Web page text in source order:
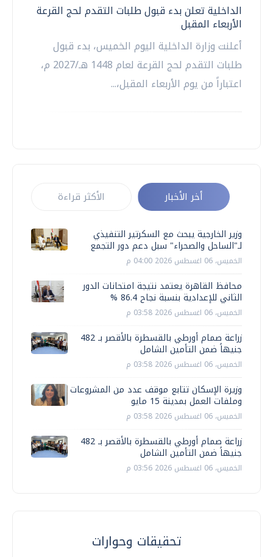
الداخلية تعلن بدء قبول طلبات التقدم لحج القرعة
الأربعاء المقبل
أعلنت وزارة الداخلية اليوم الخميس، بدء قبول
طلبات التقدم لحج القرعة لعام 1448 هـ/2027 م،
اعتباراً من يوم الأربعاء المقبل،...
أخر الأخبار الأكثر قراءة
وزير الخارجية يبحث مع السكرتير التنفيذي
لـ"الساحل والصحراء" سبل دعم دور التجمع
الخميس، 06 اغسطس 2026 04:00 م
محافظ القاهرة يعتمد نتيجة امتحانات الدور
الثاني للإعدادية بنسبة نجاح 86.4 %
الخميس، 06 اغسطس 2026 03:58 م
زراعة صمام أورطي بالقسطرة بالأقصر بـ 482
جنيهاً ضمن التأمين الشامل
الخميس، 06 اغسطس 2026 03:58 م
وزيرة الإسكان تتابع موقف عدد من المشروعات
وملفات العمل بمدينة 15 مايو
الخميس، 06 اغسطس 2026 03:58 م
زراعة صمام أورطي بالقسطرة بالأقصر بـ 482
جنيهاً ضمن التأمين الشامل
الخميس، 06 اغسطس 2026 03:56 م
تحقيقات وحوارات